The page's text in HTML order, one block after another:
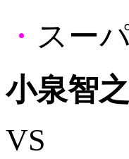
・ スー
小泉智
VS